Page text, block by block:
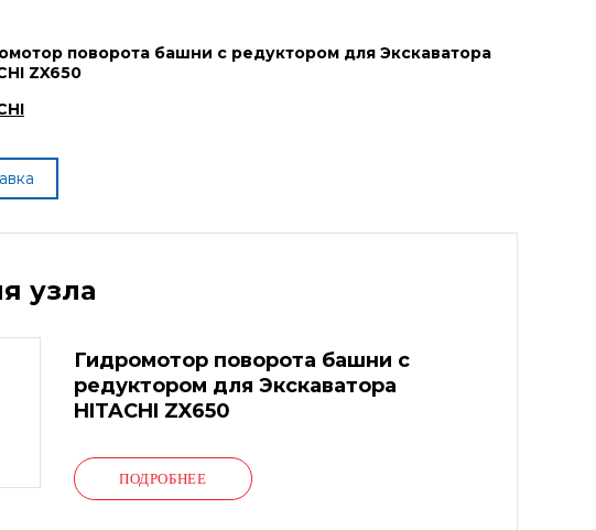
поворота башни с редуктором для Экскаватора
ZX650
узла
Гидромотор поворота башни с
редуктором для Экскаватора
HITACHI ZX650
ПОДРОБНЕЕ